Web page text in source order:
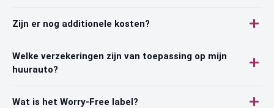
Zijn er nog additionele kosten?
Welke verzekeringen zijn van toepassing op mijn
huurauto?
Wat is het Worry-Free label?